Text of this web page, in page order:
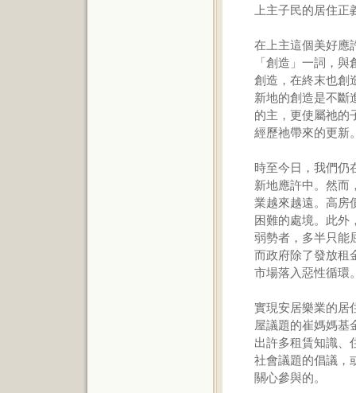
上主子民的居住正
在上主這個美好應
「創造」一詞，
創造，在終末也創
新地的創造是不斷
的主，更使屬祂的
經歷祂帶來的更新
時至今日，我們仍
新地應許中。然而
業越來越遠。高房
困難的處境。此外
弱勢者，多半只能
而政府除了發放租
市場落入惡性循環
實現安居樂業的居
屋議題的崔媽媽基
出許多租賃知識、
社會議題的倡議，
關心參與的。